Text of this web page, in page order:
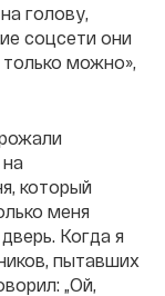
голову,
соцсети они
можно»,
который
меня
Когда я
пытавших
„Ой,